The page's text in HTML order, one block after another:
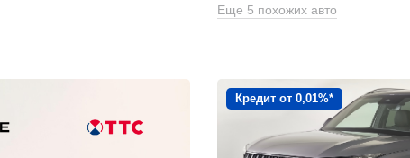
Еще 5 похожих авто
Кредит от 0,01%*